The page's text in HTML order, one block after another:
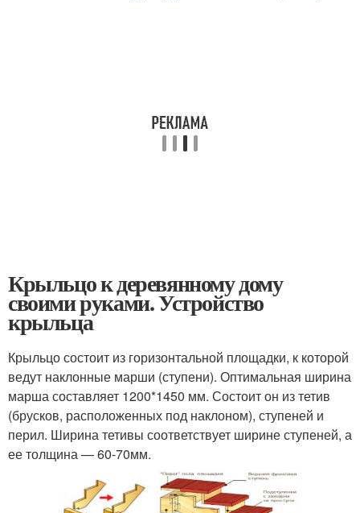
Крыльцо к деревянному дому
своими руками. Устройство
крыльца
Крыльцо состоит из горизонтальной площадки, к которой
ведут наклонные марши (ступени). Оптимальная ширина
марша составляет 1200*1450 мм. Состоит он из тетив
(брусков, расположенных под наклоном), ступеней и
перил. Ширина тетивы соответствует ширине ступеней, а
ее толщина — 60-70мм.